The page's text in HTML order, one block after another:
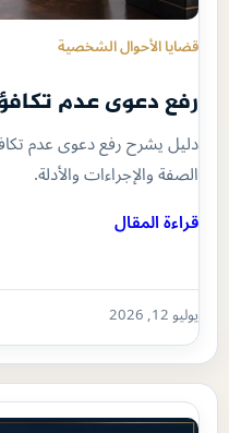
قضايا الأحوال الشخصية
رفع دعوى عدم
دليل يشرح رفع دعوى عدم
الصفة والإجراءات والأدلة.
قراءة المقال
يوليو 12, 2026